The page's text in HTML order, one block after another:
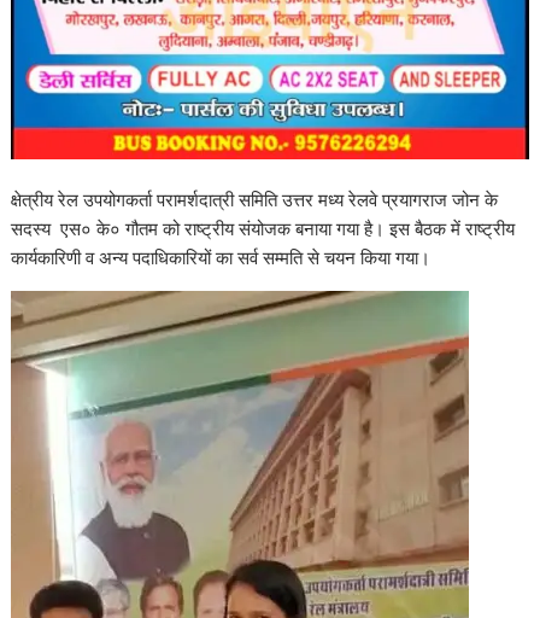
क्षेत्रीय रेल उपयोगकर्ता परामर्शदात्री समिति उत्तर मध्य रेलवे प्रयागराज जोन के
सदस्य एस० के० गौतम को राष्ट्रीय संयोजक बनाया गया है। इस बैठक में राष्ट्रीय
कार्यकारिणी व अन्य पदाधिकारियों का सर्व सम्मति से चयन किया गया।